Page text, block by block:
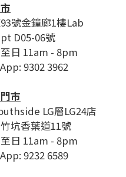
號金鐘廊1樓Lab
D05-06號
日 11am - 8pm
9302 3962
市
LG層LG24店
坑香葉道11號
日 11am - 8pm
9232 6589